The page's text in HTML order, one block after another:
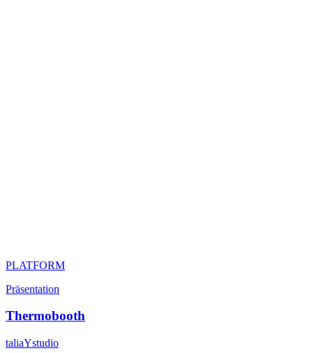
PLATFORM
Präsentation
Thermobooth
taliaYstudio